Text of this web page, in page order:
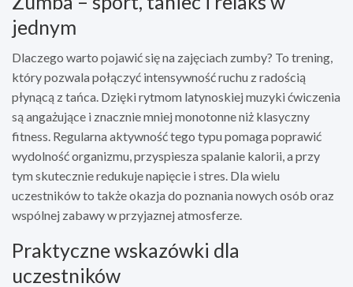
jednym
Dlaczego warto pojawić się na zajęciach zumby? To trening,
który pozwala połączyć intensywność ruchu z radością
płynącą z tańca. Dzięki rytmom latynoskiej muzyki ćwiczenia
są angażujące i znacznie mniej monotonne niż klasyczny
fitness. Regularna aktywność tego typu pomaga poprawić
wydolność organizmu, przyspiesza spalanie kalorii, a przy
tym skutecznie redukuje napięcie i stres. Dla wielu
uczestników to także okazja do poznania nowych osób oraz
wspólnej zabawy w przyjaznej atmosferze.
Praktyczne wskazówki dla
uczestników